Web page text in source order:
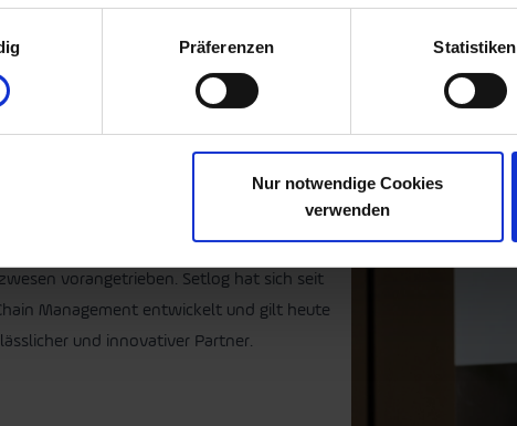
Präferenzen Statistiken
Nur notwendige Cookies
verwenden
Brackelsberg und Jakob Gielen gegründet.
der Digitalisierung des Supply Chain
letzten 20 Jahren mit einem tiefen
vorangetrieben. Setlog hat sich seit
Management entwickelt und gilt heute
und innovativer Partner.